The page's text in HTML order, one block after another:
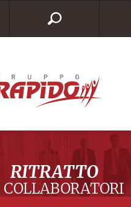
RITRATTO